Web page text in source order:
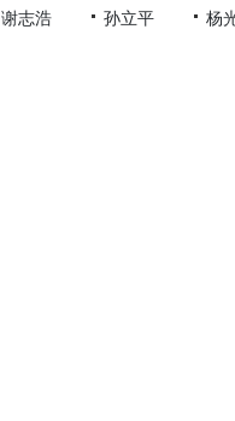
谢志浩
孙立平 杨